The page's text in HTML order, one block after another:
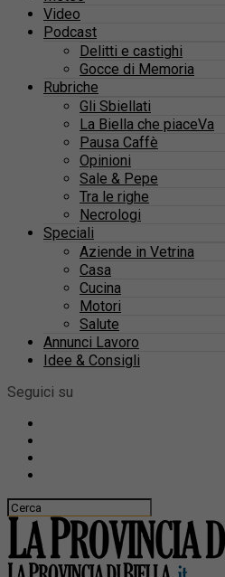
Video
Podcast
Delitti e castighi
Gocce di Memoria
Rubriche
Gli Sbiellati
La Biella che piaceVa
Pausa Caffè
Opinioni
Sale & Pepe
Tra le righe
Necrologi
Speciali
Aziende in Vetrina
Casa
Cucina
Motori
Salute
Annunci Lavoro
Idee & Consigli
Seguici su